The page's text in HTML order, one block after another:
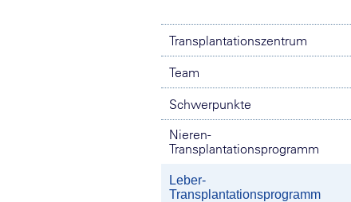
Transplantationszentrum
Team
Schwerpunkte
Nieren-
Transplantationsprogramm
Leber-
Transplantationsprogramm